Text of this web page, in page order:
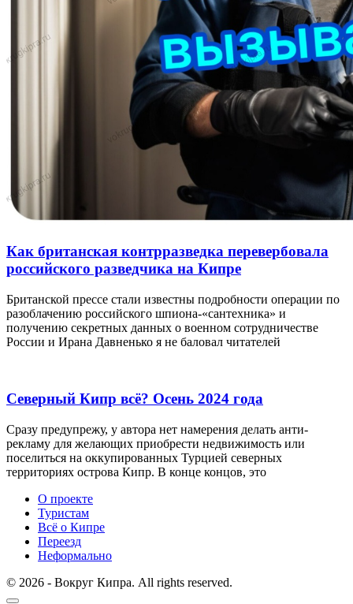
Как британская контрразведка перевербовала
российского разведчика на Кипре
Британской прессе стали известны подробности операции по
разоблачению российского шпиона-«сантехника» и
получению секретных данных о военном сотрудничестве
России и Ирана Давненько я не баловал читателей
Северный Кипр всё? Осень 2024 года
Сразу предупрежу, у автора нет намерения делать анти-
рекламу для желающих приобрести недвижимость или
поселиться на оккупированных Турцией северных
территориях острова Кипр. В конце концов, это
О проекте
Туристам
Всё о Кипре
Переезд
Неформально
© 2026 - Вокруг Кипра. All rights reserved.